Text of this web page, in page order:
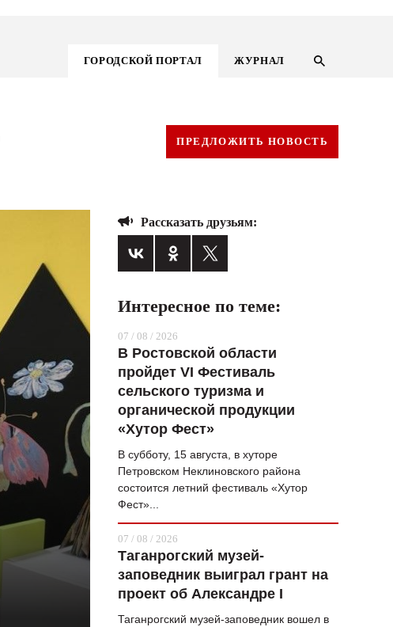
ГОРОДСКОЙ ПОРТАЛ ЖУРНАЛ
ГОРОДСКОЙ ПОРТАЛ
ВОПРОС НЕДЕЛИ
СТИЛЬ ЖИЗНИ
ХАЙП
ЧЕЛОВЕК ОСОБЕННЫЙ
КУЛЬТ ЕДЫ
АФИША
ЖУРНАЛ
ПРЕДЛОЖИТЬ НОВОСТЬ
Рассказать друзьям:
Интересное по теме:
07 / 08 / 2026
В Ростовской области
пройдет VI Фестиваль
сельского туризма и
органической продукции
«Хутор Фест»
В субботу, 15 августа, в хуторе
Петровском Неклиновского района
состоится летний фестиваль «Хутор
Фест»...
07 / 08 / 2026
Таганрогский музей-
заповедник выиграл грант на
проект об Александре I
Таганрогский музей-заповедник вошел в